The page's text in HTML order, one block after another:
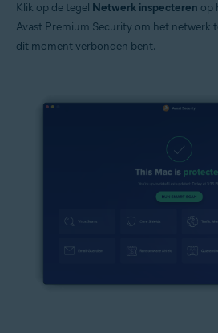
Klik op de tegel Netwerk inspecteren op
Avast Premium Security om het netwerk
dit moment verbonden bent.